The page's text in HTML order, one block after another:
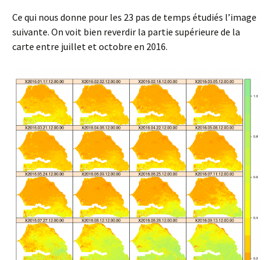
Ce qui nous donne pour les 23 pas de temps étudiés l’image
suivante. On voit bien reverdir la partie supérieure de la
carte entre juillet et octobre en 2016.